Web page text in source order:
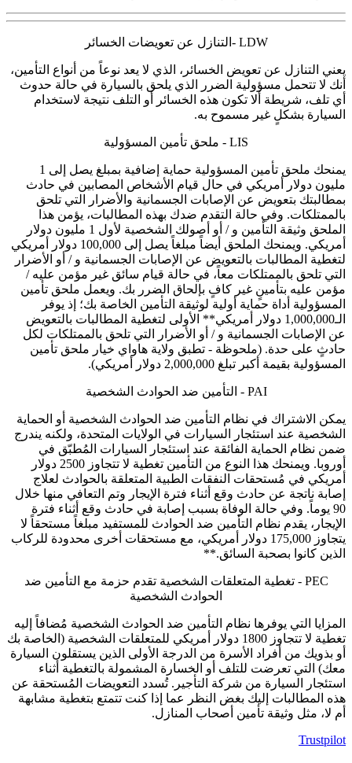
LDW -التنازل عن تعويضات الخسائر
يعني التنازل عن تعويض الخسائر، الذي لا يعد نوعاً من أنواع التأمين،
أنك لا تتحمل مسؤولية الضرر الذي يلحق بالسيارة في حالة حدوث
أي تلف، شريطة ألا تكون هذه الخسائر أو التلف نتيجة لاستخدام
السيارة بشكلٍ غير مسموح به.
LIS - ملحق تأمين المسؤولية
يمنحك ملحق تأمين المسؤولية حماية إضافية بمبلغ يصل إلى 1
مليون دولار أمريكي في حال قيام الأشخاص المصابين في حادث
بمطالبتك بتعويض عن الإصابات الجسمانية والأضرار التي تلحق
بالممتلكات. وفي حالة التقدم ضدك بهذه المطالبات، يؤمن هذا
الملحق وثيقة التأمين و / أو أصولك الشخصية لأول 1 مليون دولار
أمريكي. ويمنحك الملحق أيضاً مبلغاً يصل إلى 100,000 دولار أمريكي
لتغطية المطالبات بالتعويض عن الإصابات الجسمانية و / أو الأضرار
التي تلحق بالممتلكات معاً، في حالة قيام سائق غير مؤمن عليه /
مؤمن عليه بتأمينٍ غير كافٍ بإلحاق الضرر بك. ويعمل ملحق تأمين
المسؤولية أداة حماية أولية لوثيقة التأمين الخاصة بك؛ إذ يوفر
الـ1,000,000 دولار أمريكي** الأولى لتغطية المطالبات بالتعويض
عن الإصابات الجسمانية و / أو الأضرار التي تلحق بالممتلكات لكل
حادثٍ على حدة. (ملحوظة - تطبق ولاية هاواي خيار ملحق تأمين
المسؤولية بقيمة أكبر تبلغ 2,000,000 دولار أمريكي).
PAI - التأمين ضد الحوادث الشخصية
يمكن الاشتراك في نظام التأمين ضد الحوادث الشخصية أو الحماية
الشخصية عند استئجار السيارات في الولايات المتحدة، ولكنه يندرج
ضمن نظام الحماية الفائقة عند استئجار السيارات المُطبّق في
أوروبا. ويمنحك هذا النوع من التأمين تغطية لا تتجاوز 2500 دولار
أمريكي في مُستحقات النفقات الطبية المتعلقة بالحوادث لعلاج
إصابة ناتجة عن حادث وقع أثناء فترة الإيجار وتم التعافي منها خلال
90 يوماً. وفي حالة الوفاة بسبب إصابة في حادث وقع أثناء فترة
الإيجار، يقدم نظام التأمين ضد الحوادث للمستفيد مبلغاً مستحقاً لا
يتجاوز 175,000 دولار أمريكي، مع مستحقات أخرى محدودة للركاب
الذين كانوا بصحبة السائق.**
PEC - تغطية المتعلقات الشخصية تقدم حزمة مع التأمين ضد
الحوادث الشخصية
المزايا التي يوفرها نظام التأمين ضد الحوادث الشخصية مُضافاً إليه
تغطية لا تتجاوز 1800 دولار أمريكي للمتعلقات الشخصية (الخاصة بك
أو بذويك من أفراد الأسرة من الدرجة الأولى الذين يستقلون السيارة
معك) التي تعرضت للتلف أو الخسارة المشمولة بالتغطية أثناء
استئجار السيارة من شركة التأجير. تُسدد التعويضات المُستحقة عن
هذه المطالبات إليك بغض النظر عما إذا كنت تتمتع بتغطية مشابهة
أم لا، مثل وثيقة تأمين أصحاب المنازل.
Trustpilot